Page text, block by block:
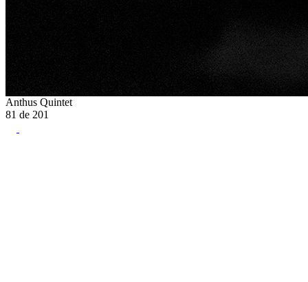
Anthus Quintet
81 de 201